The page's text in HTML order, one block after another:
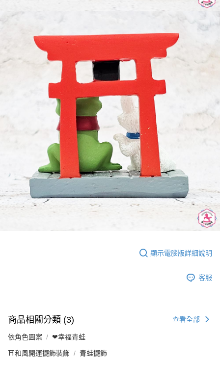
顯示電腦版詳細說明
客服
商品相關分類 (3) 查看全部
依角色圖案 ❤幸福青蛙
⛩️和風開運擺飾裝飾 青蛙擺飾